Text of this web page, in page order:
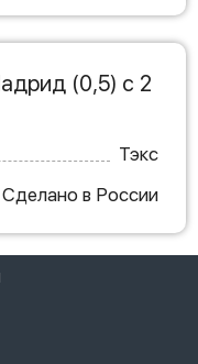
(0,5) с 2
Тэкс
Сделано в России